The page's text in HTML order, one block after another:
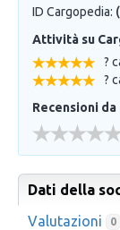
ID Cargopedia:
Attività su
?
?
Recensioni
Dati della
Valutazioni 0